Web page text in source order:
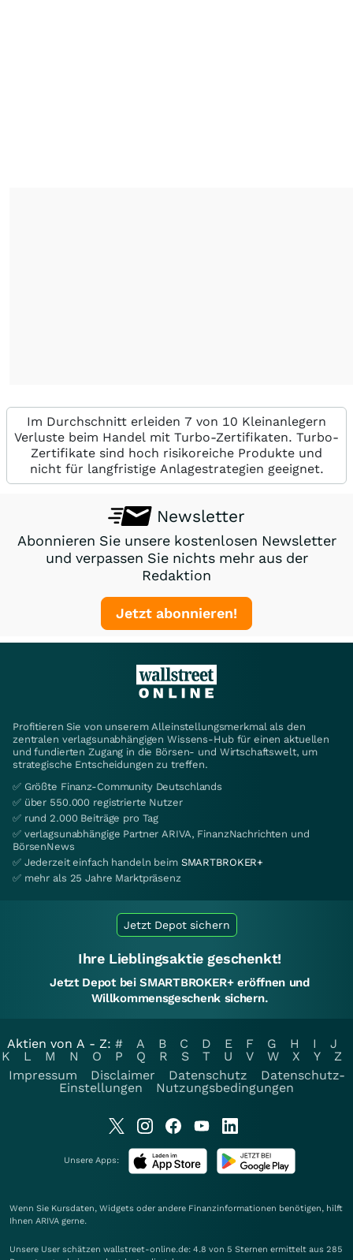
Im Durchschnitt erleiden 7 von 10 Kleinanlegern
Verluste beim Handel mit Turbo-Zertifikaten. Turbo-
Zertifikate sind hoch risikoreiche Produkte und
nicht für langfristige Anlagestrategien geeignet.
Newsletter
Abonnieren Sie unsere kostenlosen Newsletter
und verpassen Sie nichts mehr aus der
Redaktion
Jetzt abonnieren!
Profitieren Sie von unserem Alleinstellungsmerkmal als den
zentralen verlagsunabhängigen Wissens-Hub für einen aktuellen
und fundierten Zugang in die Börsen- und Wirtschaftswelt, um
strategische Entscheidungen zu treffen.
✅ Größte Finanz-Community Deutschlands
✅ über 550.000 registrierte Nutzer
✅ rund 2.000 Beiträge pro Tag
✅ verlagsunabhängige Partner ARIVA, FinanzNachrichten und
BörsenNews
✅ Jederzeit einfach handeln beim SMARTBROKER+
✅ mehr als 25 Jahre Marktpräsenz
Jetzt Depot sichern
Ihre Lieblingsaktie geschenkt!
Jetzt Depot bei SMARTBROKER+ eröffnen und
Willkommensgeschenk sichern.
Aktien von A - Z: # A B C D E F G H I
J
K
L M N O P Q R S T U V W X Y
Z
Impressum
Disclaimer Datenschutz
Datenschutz-
Einstellungen
Nutzungsbedingungen
Unsere Apps:
Wenn Sie Kursdaten, Widgets oder andere Finanzinformationen benötigen, hilft
Ihnen ARIVA gerne.
Unsere User schätzen wallstreet-online.de: 4.8 von 5 Sternen ermittelt aus 285